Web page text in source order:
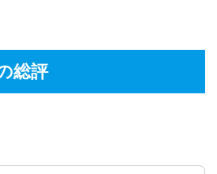
総評